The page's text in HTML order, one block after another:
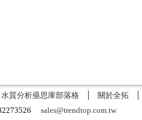
水質分析亟思庫部落格
關於全拓
sales@trendtop.com.tw